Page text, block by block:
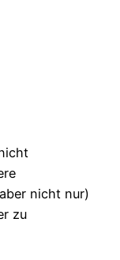
nicht nur)
zu